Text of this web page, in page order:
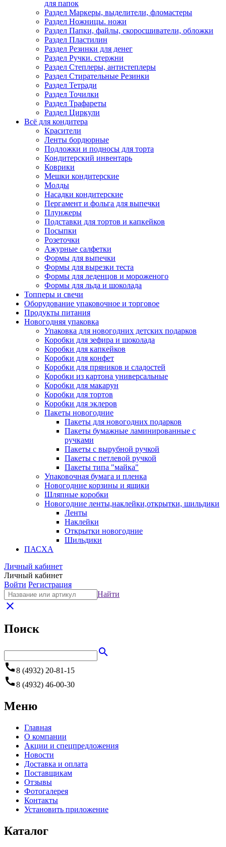
для папок
Раздел Маркеры, выделители, фломастеры
Раздел Ножницы. ножи
Раздел Папки, файлы, скоросшиватели, обложки
Раздел Пластилин
Раздел Резинки для денег
Раздел Ручки. стержни
Раздел Степлеры, антистеплеры
Раздел Стирательные Резинки
Раздел Тетради
Раздел Точилки
Раздел Трафареты
Раздел Циркули
Всё для кондитера
Красители
Ленты бордюрные
Подложки и подносы для торта
Кондитерский инвентарь
Коврики
Мешки кондитерские
Молды
Насадки кондитерские
Пергамент и фольга для выпечки
Плунжеры
Подставки для тортов и капкейков
Посыпки
Розеточки
Ажурные салфетки
Формы для выпечки
Формы для вырезки теста
Формы для леденцов и мороженого
Формы для льда и шоколада
Топперы и свечи
Оборудование упаковочное и торговое
Продукты питания
Новогодняя упаковка
Упаковка для новогодних детских подарков
Коробки для зефира и шоколада
Коробки для капкейков
Коробки для конфет
Коробки для пряников и сладостей
Коробки из картона универсальные
Коробки для макарун
Коробки для тортов
Коробки для эклеров
Пакеты новогодние
Пакеты для новогодних подарков
Пакеты бумажные ламинированные с
ручками
Пакеты с вырубной ручкой
Пакеты с петлевой ручкой
Пакеты типа "майка"
Упаковочная бумага и пленка
Новогодние корзины и ящики
Шляпные коробки
Новогодние ленты,наклейки,открытки, шильдики
Ленты
Наклейки
Открытки новогодние
Шильдики
ПАСХА
Личный кабинет
Личный кабинет
Войти Регистрация
Найти
close
Поиск
search
call8 (4932) 20-81-15
call8 (4932) 46-00-30
Меню
Главная
О компании
Акции и спецпредложения
Новости
Доставка и оплата
Поставщикам
Отзывы
Фотогалерея
Контакты
Установить приложение
Каталог